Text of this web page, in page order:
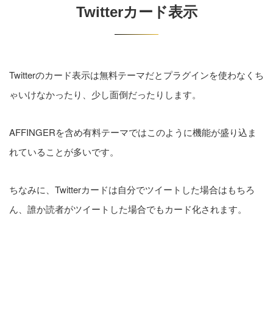
Twitterカード表示
Twitterのカード表示は無料テーマだとプラグインを使わなくち
ゃいけなかったり、少し面倒だったりします。
AFFINGERを含め有料テーマではこのように機能が盛り込ま
れていることが多いです。
ちなみに、Twitterカードは自分でツイートした場合はもちろ
ん、誰か読者がツイートした場合でもカード化されます。